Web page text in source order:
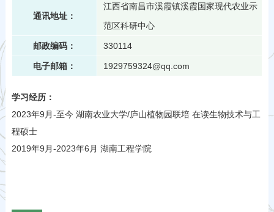
通讯地址：
江西省南昌市溪霞镇溪霞国家现代农业示
范区科研中心
邮政编码： 330114
电子邮箱： 1929759324@qq.com
学习经历：
2023年9月-至今 湖南农业大学/庐山植物园联培 在读生物技术与工
程硕士
2019年9月-2023年6月 湖南工程学院